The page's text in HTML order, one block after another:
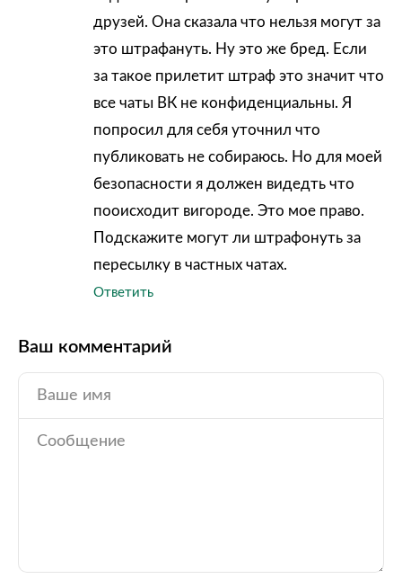
друзей. Она сказала что нельзя могут за
это штрафануть. Ну это же бред. Если
за такое прилетит штраф это значит что
все чаты ВК не конфиденциальны. Я
попросил для себя уточнил что
публиковать не собираюсь. Но для моей
безопасности я должен видедть что
пооисходит вигороде. Это мое право.
Подскажите могут ли штрафонуть за
пересылку в частных чатах.
Ответить
Ваш комментарий